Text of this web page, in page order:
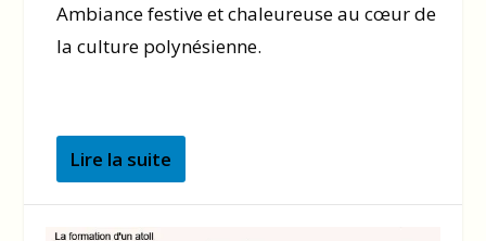
Ambiance festive et chaleureuse au cœur de
la culture polynésienne.
Lire la suite